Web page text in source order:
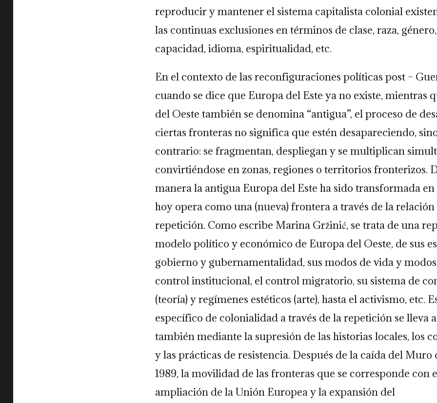
reproducir y mantener el sistema capitalista colonial
las continuas exclusiones en términos de clase, raza,
capacidad, idioma, espiritualidad, etc.
En el contexto de las reconfiguraciones políticas post –
cuando se dice que Europa del Este ya no existe, mientras
del Oeste también se denomina “antigua”, el proceso de
ciertas fronteras no significa que estén desapareciendo,
contrario: se fragmentan, despliegan y se multiplican
convirtiéndose en zonas, regiones o territorios fronterizos.
manera la antigua Europa del Este ha sido transformada
hoy opera como una (nueva) frontera a través de la relación
repetición. Como escribe Marina Gržinić, se trata de una
modelo político y económico de Europa del Oeste, de sus
gobierno y gubernamentalidad, sus modos de vida y
control institucional, el control migratorio, su sistema de
(teoría) y regímenes estéticos (arte), hasta el activismo, etc.
específico de colonialidad a través de la repetición se lleva
también mediante la supresión de las historias locales, los
y las prácticas de resistencia. Después de la caída del Muro
1989, la movilidad de las fronteras que se corresponde con
ampliación de la Unión Europea y la expansión del